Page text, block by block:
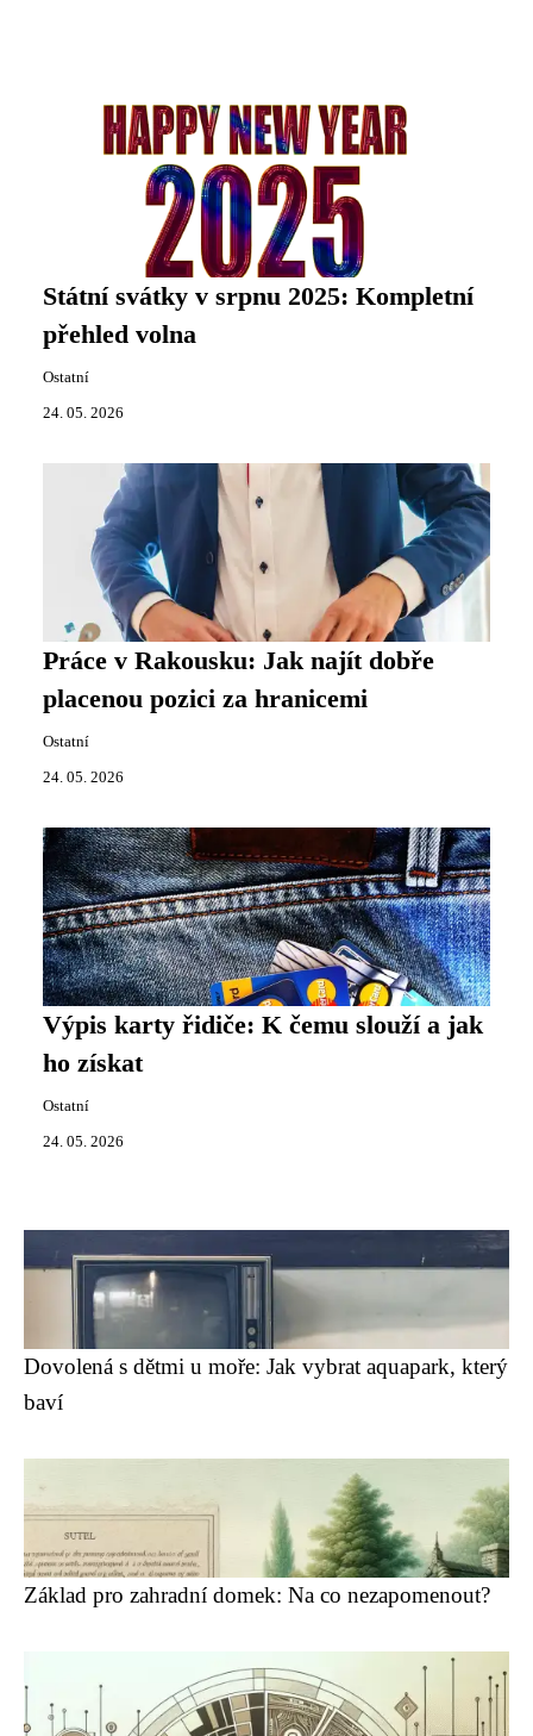
Státní svátky v srpnu 2025: Kompletní
přehled volna
Ostatní
24. 05. 2026
Práce v Rakousku: Jak najít dobře
placenou pozici za hranicemi
Ostatní
24. 05. 2026
Výpis karty řidiče: K čemu slouží a jak
ho získat
Ostatní
24. 05. 2026
Dovolená s dětmi u moře: Jak vybrat aquapark, který
baví
Základ pro zahradní domek: Na co nezapomenout?